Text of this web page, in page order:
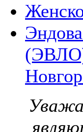
(ЭВЛО)